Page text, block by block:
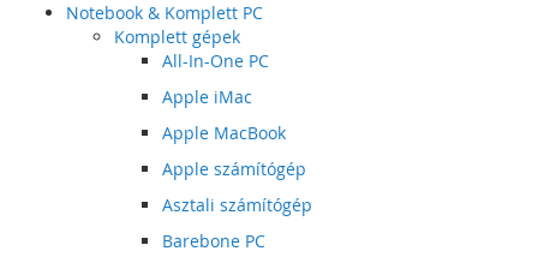
Notebook & Komplett PC
Komplett gépek
All-In-One PC
Apple iMac
Apple MacBook
Apple számítógép
Asztali számítógép
Barebone PC